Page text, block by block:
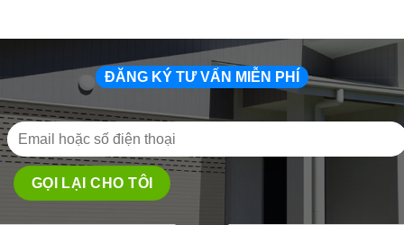
ĐĂNG KÝ TƯ VẤN MIỄN PHÍ